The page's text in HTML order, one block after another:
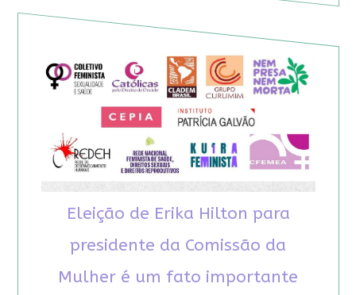
Eleição de Erika Hilton para
presidente da Comissão da
Mulher é um fato importante